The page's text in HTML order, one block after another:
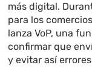
más digital.
para los
lanza VoP, una
confirmar que
y evitar así